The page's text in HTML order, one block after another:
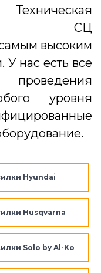
СЦ
самым высоким
нас есть все
уровня
Hyundai
Husqvarna
Solo by Al-Ko